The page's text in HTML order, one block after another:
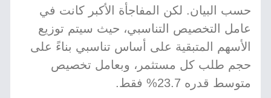
حسب البيان. لكن المفاجأة الأكبر كانت في
عامل التخصيص التناسبي، حيث سيتم توزيع
الأسهم المتبقية على أساس تناسبي بناءً على
حجم طلب كل مستثمر، وبعامل تخصيص
متوسط قدره 23.7% فقط.